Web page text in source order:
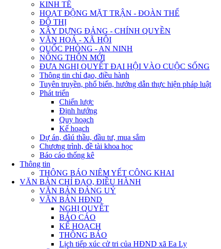
KINH TẾ
HOẠT ĐỘNG MẶT TRẬN - ĐOÀN THỂ
ĐÔ THỊ
XÂY DỰNG ĐẢNG - CHÍNH QUYỀN
VĂN HOÁ - XÃ HỘI
QUỐC PHÒNG - AN NINH
NÔNG THÔN MỚI
ĐƯA NGHỊ QUYẾT ĐẠI HỘI VÀO CUỘC SỐNG
Thông tin chỉ đạo, điều hành
Tuyên truyền, phổ biến, hướng dẫn thực hiện pháp luật
Phát triển
Chiến lược
Định hướng
Quy hoạch
Kế hoạch
Dự án, đâú thầu, đầu tư, mua sắm
Chương trình, đề tài khoa học
Báo cáo thống kê
Thông tin
THÔNG BÁO NIÊM YẾT CÔNG KHAI
VĂN BẢN CHỈ ĐẠO, ĐIỀU HÀNH
VĂN BẢN ĐẢNG UỶ
VĂN BẢN HĐND
NGHỊ QUYẾT
BÁO CÁO
KẾ HOẠCH
THÔNG BÁO
Lịch tiếp xúc cử tri của HĐND xã Ea Ly